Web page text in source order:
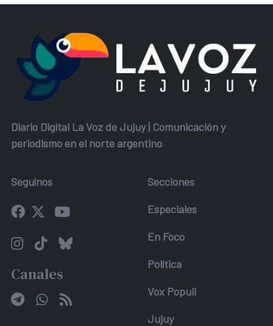
Diario Digital La Voz de Jujuy | Comunicación y
periodismo en el norte argentino
Seguínos
Canales
Secciones
Especiales
En Foco
Política
Vox Populi
Jujuy